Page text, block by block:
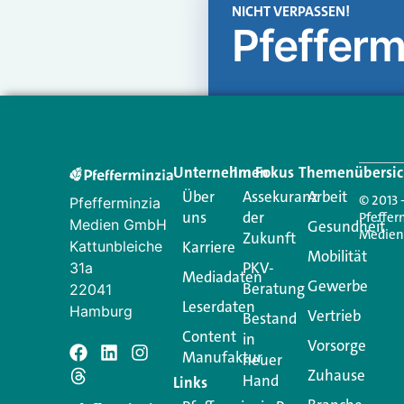
NICHT VERPASSEN!
Schreiben
Pfefferminzia
Medien GmbH
Kattunbleiche
31a
22041
Hamburg
Unternehmen
Über
uns
Karriere
Mediadaten
Leserdaten
Content
Manufaktur
Links
Im Fokus
Assekuranz
der
Zukunft
PKV-
Beratung
Bestand
in
neuer
Hand
Arbeit
Gesundheit
Mobilität
Gewerbe
Vertrieb
Vorsorge
Zuhause
© 2013